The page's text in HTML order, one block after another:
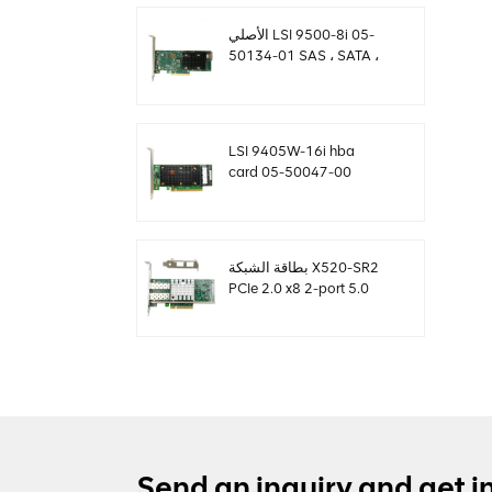
الأصلي LSI 9500-8i 05-
50134-01 SAS ، SATA ،
LSI 9405W-16i hba
card 05-50047-00
بطاقة الشبكة X520-SR2
PCIe 2.0 x8 2-port 5.0